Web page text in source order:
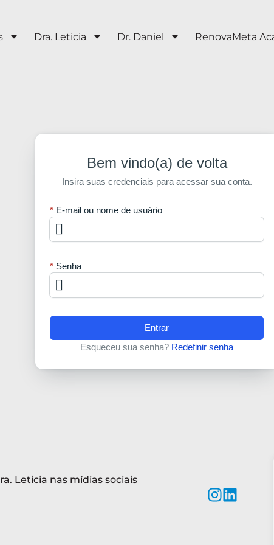
Dra. Leticia Dr. Daniel RenovaMeta
Bem vindo(a) de volta
Insira suas credenciais para acessar sua conta.
E-mail ou nome de usuário
Senha
Entrar
Esqueceu sua senha? Redefinir senha
Leticia nas mídias sociais